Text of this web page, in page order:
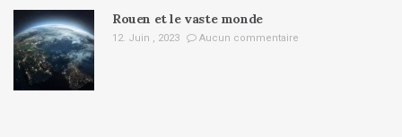
Rouen et le vaste monde
12. Juin , 2023 Aucun commentaire